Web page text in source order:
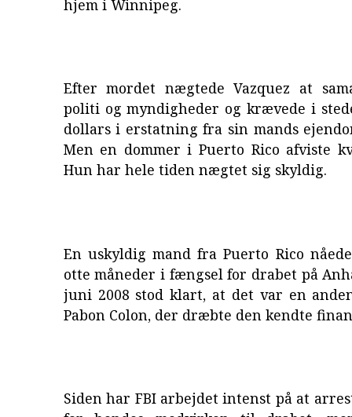
hjem i Winnipeg.
Efter mordet nægtede Vazquez at
politi og myndigheder og krævede i
dollars i erstatning fra sin mands
Men en dommer i Puerto Rico afviste
Hun har hele tiden nægtet sig skyldig.
En uskyldig mand fra Puerto Rico
otte måneder i fængsel for drabet på
juni 2008 stod klart, at det var en
Pabon Colon, der dræbte den kendte
Siden har FBI arbejdet intenst på at